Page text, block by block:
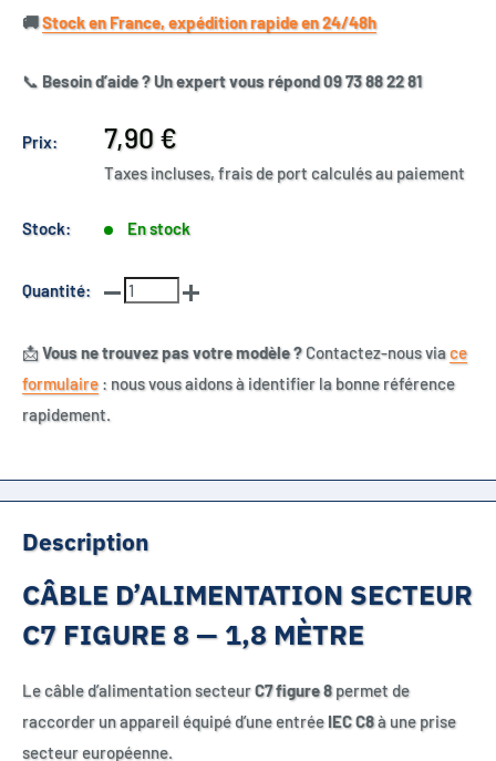
🚚​Stock en France, expédition rapide en 24/48h
📞 Besoin d’aide ? Un expert vous répond 09 73 88 22 81
Prix:
Prix
réduit
7,90 €
Taxes incluses, frais de port calculés au paiement
Stock: En stock
Quantité:
📩Vous ne trouvez pas votre modèle ?Contactez-nous viace
formulaire : nous vous aidons à identifier la bonne référence
rapidement.
Description
CÂBLE D’ALIMENTATION SECTEUR
C7 FIGURE 8 — 1,8 MÈTRE
Le câble d’alimentation secteurC7 figure 8permet de
raccorder un appareil équipé d’une entrée IEC C8à une prise
secteur européenne.